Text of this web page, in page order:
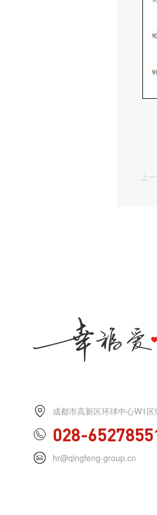
上
成都市高新区环球中心W1区
028-
hr@qingfeng-group.cn